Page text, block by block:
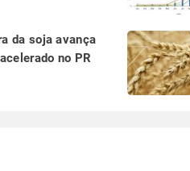
da soja avança
no PR